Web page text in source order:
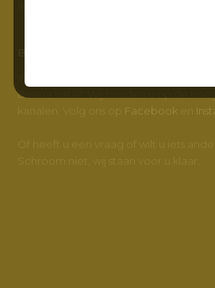
Wilt u meer weten en op de hoogte
Buena Vista? Wij houden u op de
kanalen. Volg ons op Facebook
Of heeft u een vraag of wilt u iets
Schroom niet, wij staan voor u klaar.